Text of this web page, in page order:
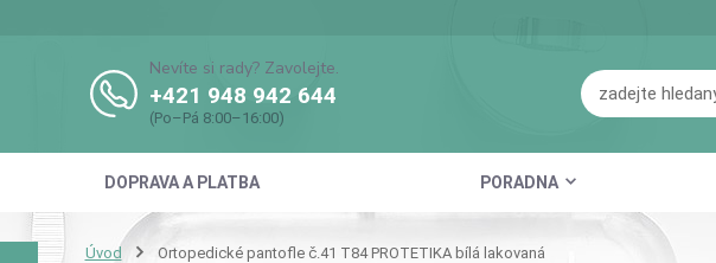
DOPRAVA A PLATBA PORADNA
Nevíte si rady? Zavolejte.
+421 948 942 644
(Po–Pá 8:00–16:00)
Úvod Ortopedické pantofle č.41 T84 PROTETIKA bílá lakovaná